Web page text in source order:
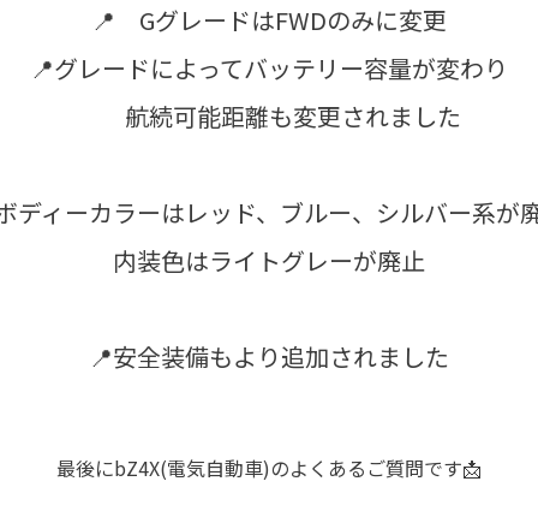
📍 GグレードはFWDのみに変更
📍グレードによってバッテリー容量が変わり
航続可能距離も変更されました
ディーカラーはレッド、ブルー、シルバー系が
内装色はライトグレーが廃止
📍安全装備もより追加されました
最後にbZ4X(電気自動車)のよくあるご質問です📩